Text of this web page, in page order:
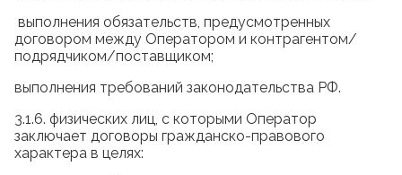
выполнения обязательств, предусмотренных
договором между Оператором и контрагентом/
подрядчиком/поставщиком;
выполнения требований законодательства РФ.
3.1.6. физических лиц, с которыми Оператор
заключает договоры гражданско-правового
характера в целях: